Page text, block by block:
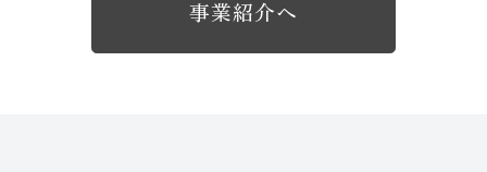
事業紹介へ